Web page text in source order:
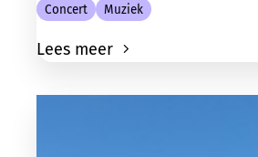
Concert Muziek
Lees meer